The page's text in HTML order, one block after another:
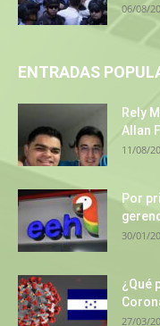
06/08/
ENTRADAS
Rely
Allan
11/08/
Por
30/01/
¿Qué
27/03/